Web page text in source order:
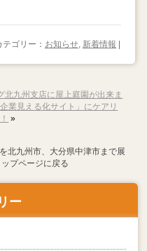
ゴリー： お知らせ, 新着情報
北九州支店に屋上庭園が出来ま
業見える化サイト」にケアリ
»
九州市、大分県中津市まで展
プページに戻る
ー